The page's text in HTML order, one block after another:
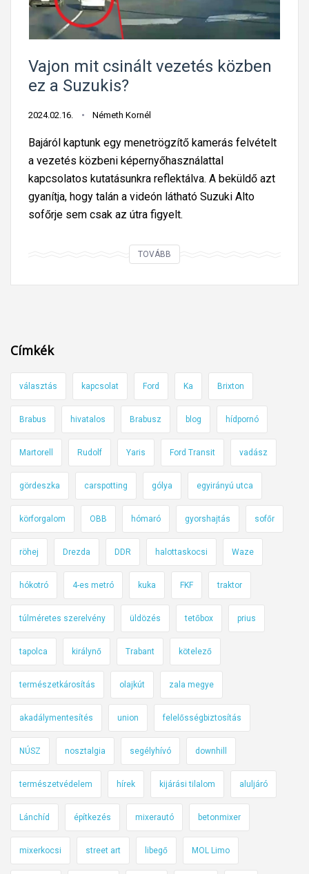
Vajon mit csinált vezetés közben
ez a Suzukis?
2024.02.16. Németh Kornél
Bajáról kaptunk egy menetrögzítő kamerás felvételt
a vezetés közbeni képernyőhasználattal
kapcsolatos kutatásunkra reflektálva. A beküldő azt
gyanítja, hogy talán a videón látható Suzuki Alto
sofőrje sem csak az útra figyelt.
TOVÁBB
j
c
s
i
n
á
t
e
z
e
é
s
k
ö
z
b
e
z
u
u
Címkék
választás kapcsolat Ford Ka Brixton
Brabus hivatalos Brabusz blog hídpornó
Martorell Rudolf Yaris Ford Transit vadász
gördeszka carspotting gólya egyirányú utca
körforgalom OBB hómaró gyorshajtás sofőr
röhej Drezda DDR halottaskocsi Waze
hókotró 4-es metró kuka FKF traktor
túlméretes szerelvény üldözés tetőbox prius
tapolca királynő Trabant kötelező
természetkárosítás olajkút zala megye
akadálymentesítés union felelősségbiztosítás
NÚSZ nosztalgia segélyhívó downhill
természetvédelem hírek kijárási tilalom aluljáró
Lánchíd építkezés mixerautó betonmixer
mixerkocsi street art libegő MOL Limo